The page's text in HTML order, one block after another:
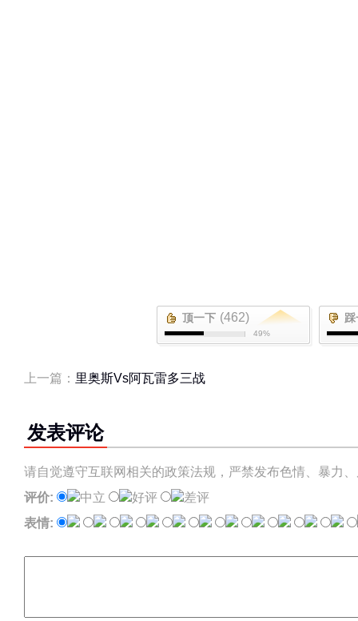
顶一下 (462)
49%
上一篇： 里奥斯Vs阿瓦雷多三战
发表评论
请自觉遵守互联网相关的政策法规，严禁发布色情、暴力
评价:
中立 好评
差评
表情: